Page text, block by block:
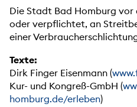
Die Stadt Bad Homburg
oder verpflichtet, an
einer
Texte:
Dirk Finger Eisenmann (
Kur- und Kongreß-GmbH (
homburg.de/erleben)